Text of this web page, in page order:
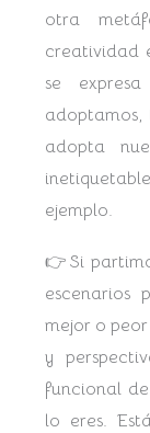
otra
creatividad
se
adopta
ejemplo.
👉Si
escenarios
mejor o
y
funcional
lo eres.